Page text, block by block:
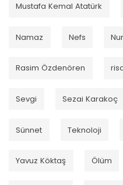
Mustafa Kemal Atatürk
Namaz Nefs
Rasim Özdenören
Sevgi Sezai Karakoç
Sünnet Teknoloji
Yavuz Köktaş Ölüm